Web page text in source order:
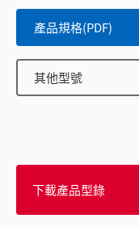
產品規格(PDF)
其他型號
下載產品型錄